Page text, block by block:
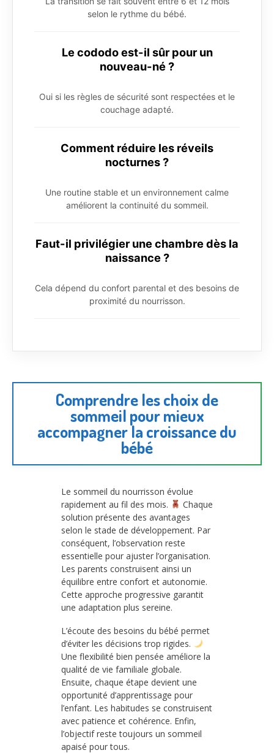
selon le rythme du bébé.
Le cododo est-il sûr pour un
nouveau-né ?
Oui si les règles de sécurité sont respectées et le
couchage adapté.
Comment réduire les réveils
nocturnes ?
Une routine stable et un environnement calme
améliorent la continuité du sommeil.
Faut-il privilégier une chambre dès la
naissance ?
Cela dépend du confort parental et des besoins de
proximité du nourrisson.
Comprendre les choix de
sommeil pour mieux
accompagner la croissance du
bébé
Le sommeil du nourrisson évolue
rapidement au fil des mois.
Chaque
solution présente des avantages
selon le stade de développement. Par
conséquent, l’observation reste
essentielle pour ajuster l’organisation.
Les parents construisent ainsi un
équilibre entre confort et autonomie.
Cette approche progressive garantit
une adaptation plus sereine.
L’écoute des besoins du bébé permet
d’éviter les décisions trop rigides.
Une flexibilité bien pensée améliore la
qualité de vie familiale globale.
Ensuite, chaque étape devient une
opportunité d’apprentissage pour
l’enfant. Les habitudes se construisent
avec patience et cohérence. Enfin,
l’objectif reste toujours un sommeil
apaisé pour tous.